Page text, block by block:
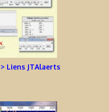
Liens JTAlaerts